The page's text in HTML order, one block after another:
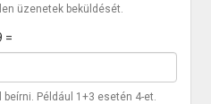
üzenetek beküldését.
=
Például 1+3 esetén 4-et.